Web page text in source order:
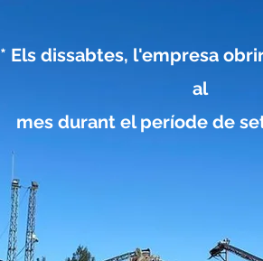
* Els dissabtes, l'empresa
al
mes durant el període de